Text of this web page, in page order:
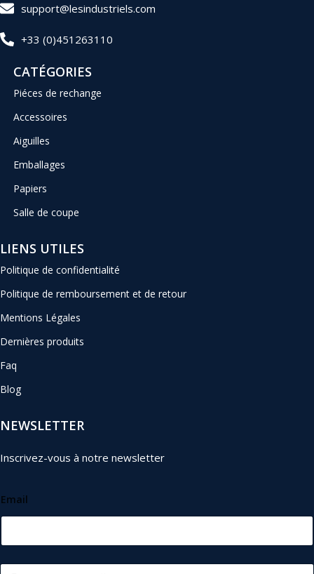
support@lesindustriels.com
+33 (0)451263110
CATÉGORIES
Piéces de rechange
Accessoires
Aiguilles
Emballages
Papiers
Salle de coupe
LIENS UTILES
Politique de confidentialité
Politique de remboursement et de retour
Mentions Légales
Dernières produits
Faq
Blog
NEWSLETTER
Inscrivez-vous à notre newsletter
Email